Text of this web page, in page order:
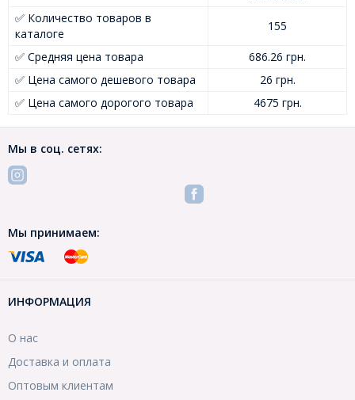
✅ Количество товаров в
каталоге
155
✅ Средняя цена товара
686.26 грн.
✅ Цена самого дешевого товара
26 грн.
✅ Цена самого дорогого товара
4675 грн.
Мы в соц. сетях:
Мы принимаем:
ИНФОРМАЦИЯ
О нас
Доставка и оплата
Оптовым клиентам